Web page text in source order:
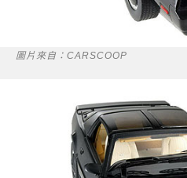
圖片來自：CARSCOOP